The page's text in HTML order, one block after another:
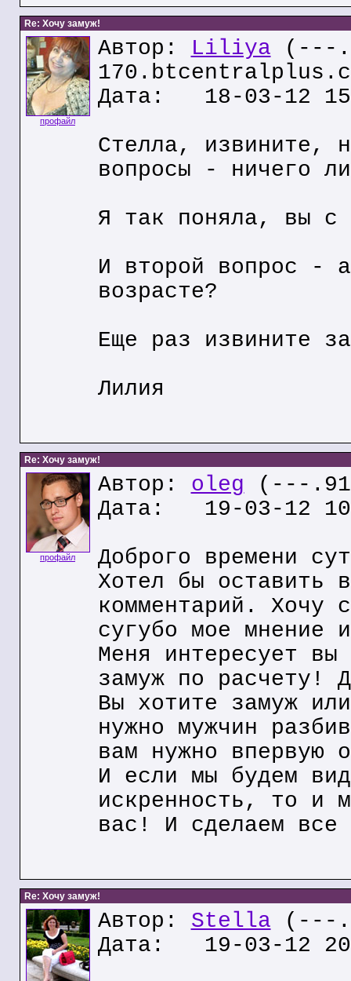
Re: Хочу замуж!
профайл
Автор: Liliya (---
Дата: 18-03-12
Стелла, извините,
вопросы - ничего
Я так поняла, вы с
И второй вопрос -
возрасте?
Еще раз извините
Лилия
Re: Хочу замуж!
профайл
Автор: oleg (---
Дата: 19-03-12
Доброго времени
Хотел бы оставить
комментарий. Хочу
сугубо мое мнение
Меня интересует
замуж по расчету!
Вы хотите замуж
нужно мужчин
вам нужно впервую
И если мы будем
искренность, то и
вас! И сделаем
Re: Хочу замуж!
Автор: Stella (---
Дата: 19-03-12